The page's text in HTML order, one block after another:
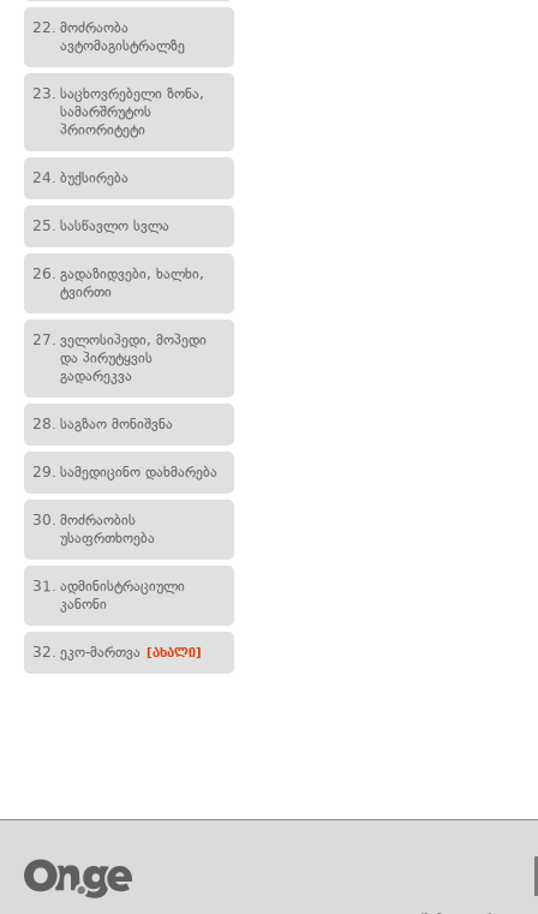
22. მოძრაობა
ავტომაგისტრალზე
23. საცხოვრებელი ზონა,
სამარშრუტოს
პრიორიტეტი
24. ბუქსირება
25. სასწავლო სვლა
26. გადაზიდვები, ხალხი,
ტვირთი
27. ველოსიპედი, მოპედი
და პირუტყვის
გადარეკვა
28. საგზაო მონიშვნა
29. სამედიცინო დახმარება
30. მოძრაობის
უსაფრთხოება
31. ადმინისტრაციული
კანონი
32. ეკო-მართვა [ახალი]